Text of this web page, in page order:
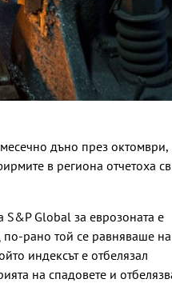
дъно през октомври,
в региона отчетоха
Global за еврозоната е
по-рано той се равняваше
индексът е отбелязал
на спадовете и